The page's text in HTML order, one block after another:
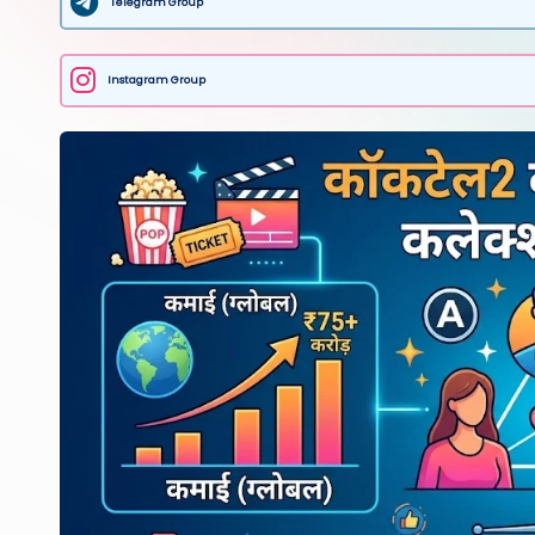
Instagram Group